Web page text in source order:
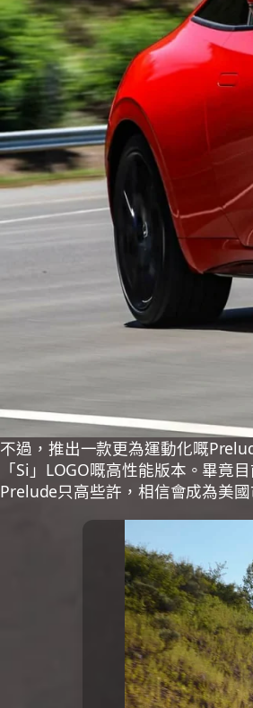
不過，推出一款更為運動化嘅
「Si」LOGO嘅高性能版本。畢
Prelude只高些許，相信會成為美